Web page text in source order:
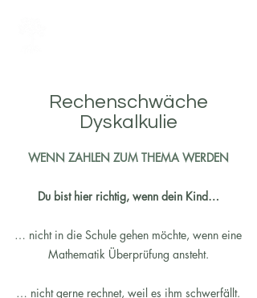
Rechenschwäche
Dyskalkulie
WENN ZAHLEN ZUM THEMA WERDEN
Du bist hier richtig, wenn dein Kind…
… nicht in die Schule gehen möchte, wenn eine
Mathematik Überprüfung ansteht.
… nicht gerne rechnet, weil es ihm schwerfällt.